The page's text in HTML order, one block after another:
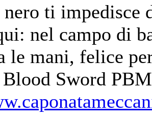
ti impedisce
nel campo di
le mani, felice
Sword PBM